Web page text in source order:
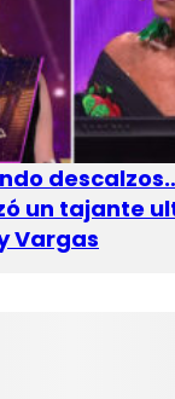
un tajante
Vargas